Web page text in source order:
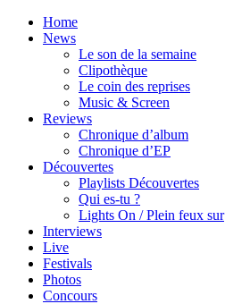
Home
News
Le son de la semaine
Clipothèque
Le coin des reprises
Music & Screen
Reviews
Chronique d’album
Chronique d’EP
Découvertes
Playlists Découvertes
Qui es-tu ?
Lights On / Plein feux sur
Interviews
Live
Festivals
Photos
Concours